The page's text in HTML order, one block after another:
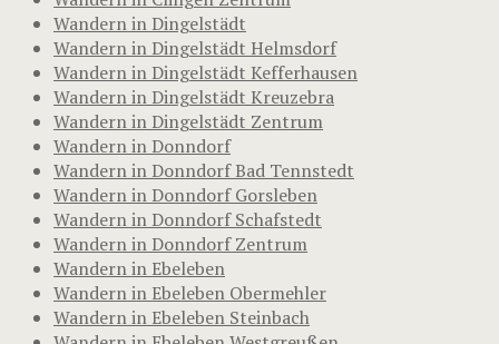
Wandern in Dingelstädt
Wandern in Dingelstädt Helmsdorf
Wandern in Dingelstädt Kefferhausen
Wandern in Dingelstädt Kreuzebra
Wandern in Dingelstädt Zentrum
Wandern in Donndorf
Wandern in Donndorf Bad Tennstedt
Wandern in Donndorf Gorsleben
Wandern in Donndorf Schafstedt
Wandern in Donndorf Zentrum
Wandern in Ebeleben
Wandern in Ebeleben Obermehler
Wandern in Ebeleben Steinbach